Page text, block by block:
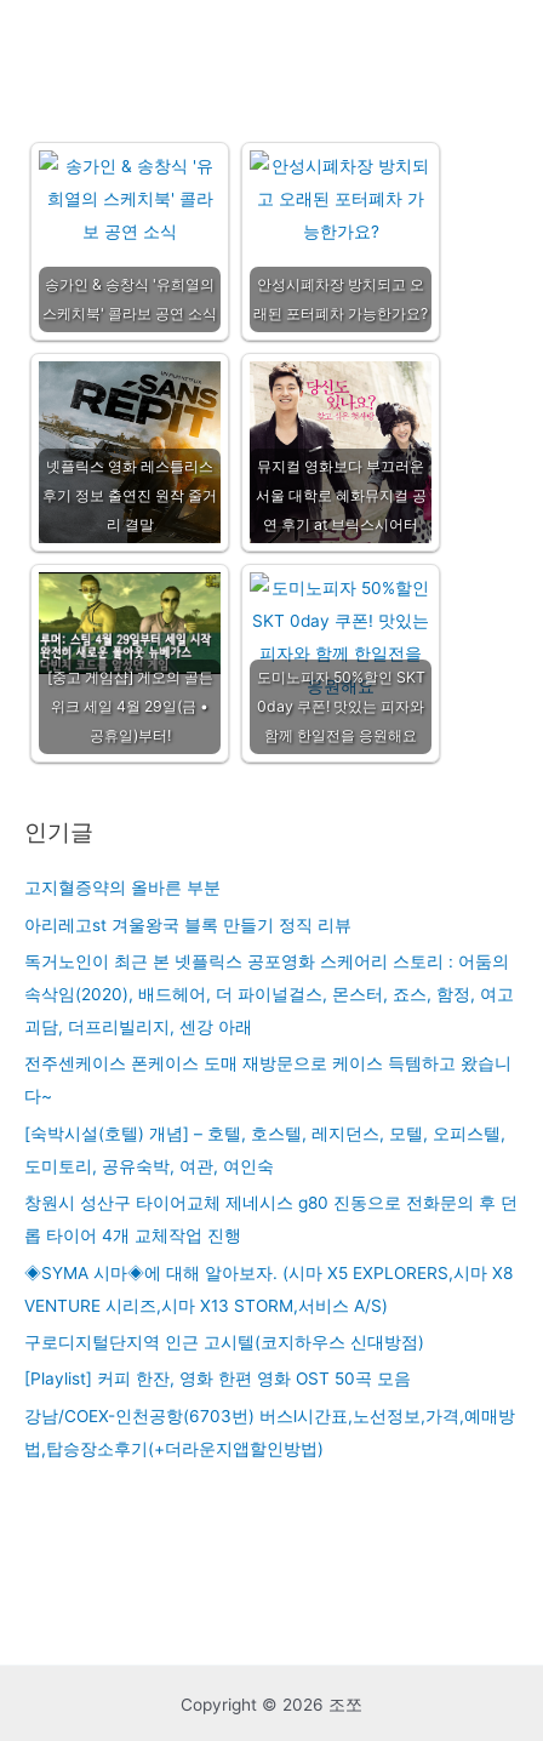
송가인 & 송창식 '유희열의
스케치북' 콜라보 공연 소식
안성시폐차장 방치되고 오
래된 포터폐차 가능한가요?
넷플릭스 영화 레스틀리스
후기 정보 출연진 원작 줄거
리 결말
뮤지컬 영화보다 부끄러운
서울 대학로 혜화뮤지컬 공
연 후기 at 브릭스시어터
[중고 게임샵] 게오의 골든
위크 세일 4월 29일(금 •
공휴일)부터!
도미노피자 50%할인 SKT
0day 쿠폰! 맛있는 피자와
함께 한일전을 응원해요
인기글
고지혈증약의 올바른 부분
아리레고st 겨울왕국 블록 만들기 정직 리뷰
독거노인이 최근 본 넷플릭스 공포영화 스케어리 스토리 : 어둠의
속삭임(2020), 배드헤어, 더 파이널걸스, 몬스터, 죠스, 함정, 여고
괴담, 더프리빌리지, 센강 아래
전주센케이스 폰케이스 도매 재방문으로 케이스 득템하고 왔습니
다~
[숙박시설(호텔) 개념] – 호텔, 호스텔, 레지던스, 모텔, 오피스텔,
도미토리, 공유숙박, 여관, 여인숙
창원시 성산구 타이어교체 제네시스 g80 진동으로 전화문의 후 던
롭 타이어 4개 교체작업 진행
◈SYMA 시마◈에 대해 알아보자. (시마 X5 EXPLORERS,시마 X8
VENTURE 시리즈,시마 X13 STORM,서비스 A/S)
구로디지털단지역 인근 고시텔(코지하우스 신대방점)
[Playlist] 커피 한잔, 영화 한편 영화 OST 50곡 모음
강남/COEX-인천공항(6703번) 버스l시간표,노선정보,가격,예매방
법,탑승장소후기(+더라운지앱할인방법)
Copyright © 2026 조쪼